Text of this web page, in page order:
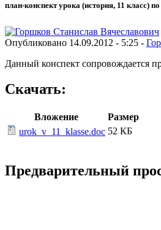
план-конспект урока (история, 11 класс)
Опубликовано 14.09.2012 - 5:25 -
Данный конспект сопровождается
Скачать:
Вложение
Размер
urok_v_11_klasse.doc 52 КБ
Предварительный